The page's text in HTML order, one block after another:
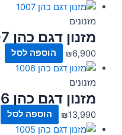
מזנונים
מזנון דגם כהן 1007
₪6,900 הוספה לסל
מזנונים
מזנון דגם כהן 1006
₪13,990 הוספה לסל